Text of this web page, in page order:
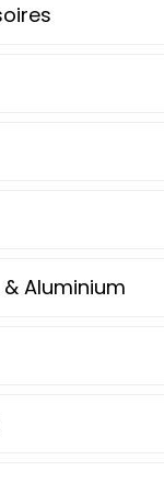
Aluminium